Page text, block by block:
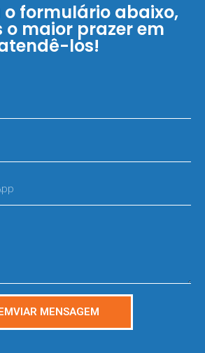
o formulário abaixo,
o maior prazer em
los!
MENSAGEM